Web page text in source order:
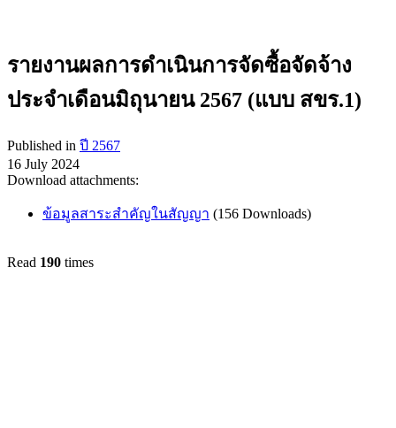
รายงานผลการดำเนินการจัดซื้อจัดจ้าง
ประจำเดือนมิถุนายน 2567 (แบบ สขร.1)
Published in ปี 2567
16 July 2024
Download attachments:
ข้อมูลสาระสำคัญในสัญญา (156 Downloads)
Read 190 times